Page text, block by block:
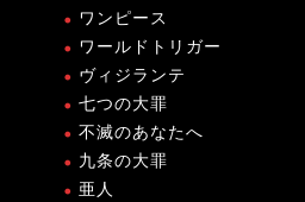
ワンピース
ワールドトリガー
ヴィジランテ
七つの大罪
不滅のあなたへ
九条の大罪
亜人